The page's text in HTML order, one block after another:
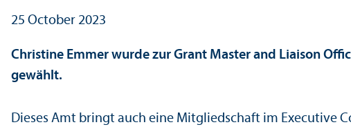
25 October 2023
Christine Emmer wurde zur Grant Master and Liaison
gewählt.
Dieses Amt bringt auch eine Mitgliedschaft im Executive